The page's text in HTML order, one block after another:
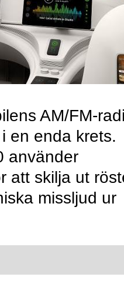
AM/FM-
en enda krets.
använder
att skilja ut
missljud ur